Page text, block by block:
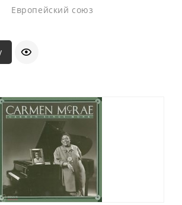
Европейский союз